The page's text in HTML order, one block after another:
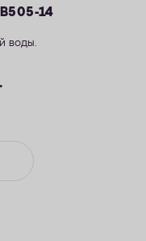
14
воды.